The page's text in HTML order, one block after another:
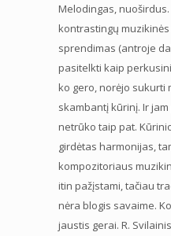
Melodingas,
kontrastingų
sprendimas (antroje
pasitelkti kaip
ko gero, norėjo sukurti
skambantį kūrinį. Ir
netrūko taip pat.
girdėtas harmonijas,
kompozitoriaus
itin pažįstami, tačiau
nėra blogis savaime.
jaustis gerai. R.